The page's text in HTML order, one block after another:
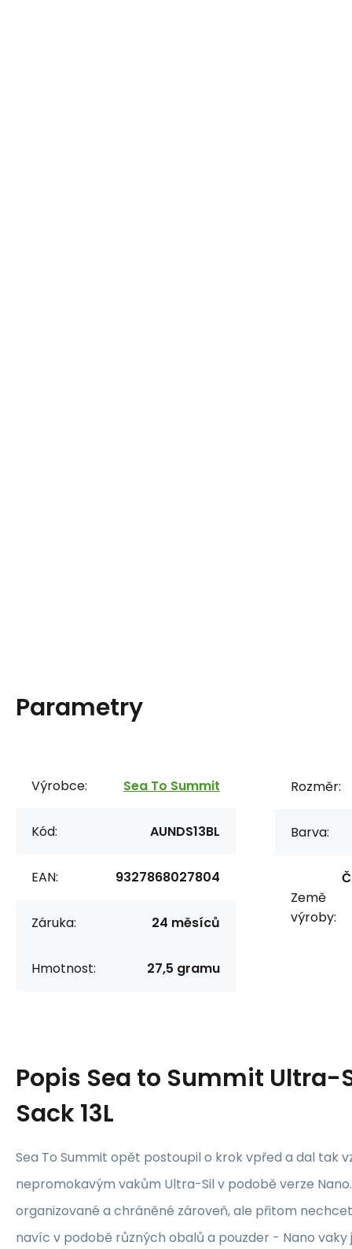
Parametry
Výrobce: Sea To Summit
Kód: AUNDS13BL
EAN: 9327868027804
Záruka: 24 měsíců
Hmotnost: 27,5 gramu
Rozměr:
Barva:
Země
výroby:
Popis Sea to Summit Ultra-
Sack 13L
Sea To Summit opět postoupil o krok vpřed a dal tak
nepromokavým vakům Ultra-Sil v podobě verze
organizované a chráněné zároveň, ale přitom
navíc v podobě různých obalů a pouzder - Nano vaky